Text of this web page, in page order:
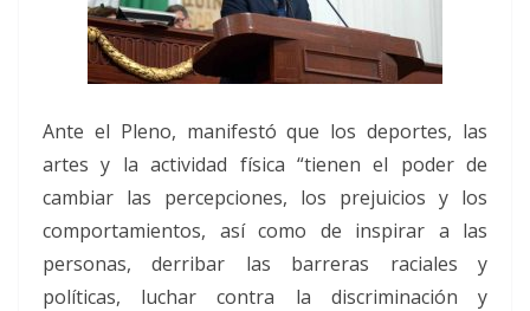
Ante el Pleno, manifestó que los deportes, las
artes y la actividad física “tienen el poder de
cambiar las percepciones, los prejuicios y los
comportamientos, así como de inspirar a las
personas, derribar las barreras raciales y
políticas, luchar contra la discriminación y